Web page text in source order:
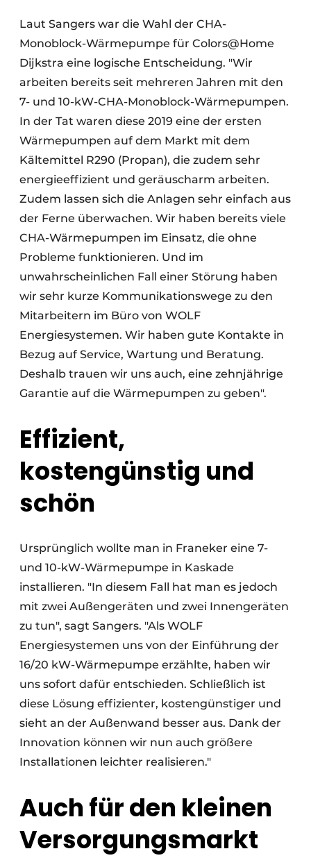
Laut Sangers war die Wahl der CHA-
Monoblock-Wärmepumpe für Colors@Home
Dijkstra eine logische Entscheidung. "Wir
arbeiten bereits seit mehreren Jahren mit den
7- und 10-kW-CHA-Monoblock-Wärmepumpen.
In der Tat waren diese 2019 eine der ersten
Wärmepumpen auf dem Markt mit dem
Kältemittel R290 (Propan), die zudem sehr
energieeffizient und geräuscharm arbeiten.
Zudem lassen sich die Anlagen sehr einfach aus
der Ferne überwachen. Wir haben bereits viele
CHA-Wärmepumpen im Einsatz, die ohne
Probleme funktionieren. Und im
unwahrscheinlichen Fall einer Störung haben
wir sehr kurze Kommunikationswege zu den
Mitarbeitern im Büro von WOLF
Energiesystemen. Wir haben gute Kontakte in
Bezug auf Service, Wartung und Beratung.
Deshalb trauen wir uns auch, eine zehnjährige
Garantie auf die Wärmepumpen zu geben".
Effizient,
kostengünstig und
schön
Ursprünglich wollte man in Franeker eine 7-
und 10-kW-Wärmepumpe in Kaskade
installieren. "In diesem Fall hat man es jedoch
mit zwei Außengeräten und zwei Innengeräten
zu tun", sagt Sangers. "Als WOLF
Energiesystemen uns von der Einführung der
16/20 kW-Wärmepumpe erzählte, haben wir
uns sofort dafür entschieden. Schließlich ist
diese Lösung effizienter, kostengünstiger und
sieht an der Außenwand besser aus. Dank der
Innovation können wir nun auch größere
Installationen leichter realisieren."
Auch für den kleinen
Versorgungsmarkt